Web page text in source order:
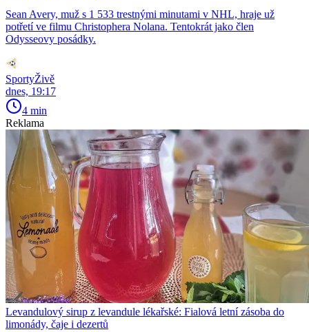
Sean Avery, muž s 1 533 trestnými minutami v NHL, hraje už
potřetí ve filmu Christophera Nolana. Tentokrát jako člen
Odysseovy posádky.
SportyŽivě
dnes, 19:17
4 min
Reklama
Levandulový sirup z levandule lékařské: Fialová letní zásoba do
limonády, čaje i dezertů